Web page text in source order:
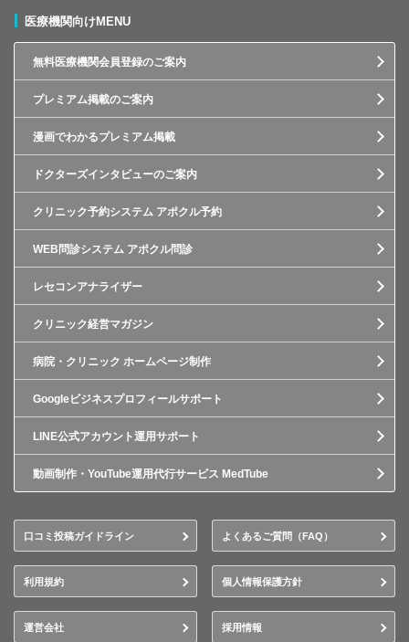
医療機関向けMENU
無料医療機関会員登録のご案内
プレミアム掲載のご案内
漫画でわかるプレミアム掲載
ドクターズインタビューのご案内
クリニック予約システム アポクル予約
WEB問診システム アポクル問診
レセコンアナライザー
クリニック経営マガジン
病院・クリニック ホームページ制作
Googleビジネスプロフィールサポート
LINE公式アカウント運用サポート
動画制作・YouTube運用代行サービス MedTube
口コミ投稿ガイドライン よくあるご質問（FAQ）
利用規約 個人情報保護方針
運営会社 採用情報